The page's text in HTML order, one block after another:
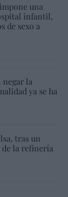
una
infantil,
de sexo a
negar la
ya se ha
tras un
la refinería